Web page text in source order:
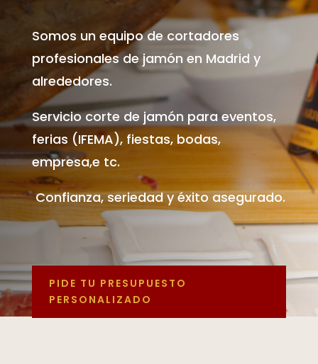
Somos un equipo de cortadores
profesionales de jamón en Madrid y
alrededores.
Servicio corte de jamón para eventos,
ferias (IFEMA), fiestas, bodas,
empresa,e tc.
Confianza, seriedad y éxito asegurado.
PIDE TU PRESUPUESTO
PERSONALIZADO